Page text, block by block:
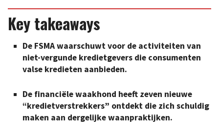
Key takeaways
De FSMA waarschuwt voor de activiteiten van
niet-vergunde kredietgevers die consumenten
valse kredieten aanbieden.
De financiële waakhond heeft zeven nieuwe
“kredietverstrekkers” ontdekt die zich schuldig
maken aan dergelijke waanpraktijken.